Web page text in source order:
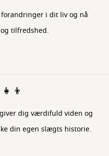
i dit liv og nå
tilfredshed.
dig værdifuld viden og
din egen slægts historie.